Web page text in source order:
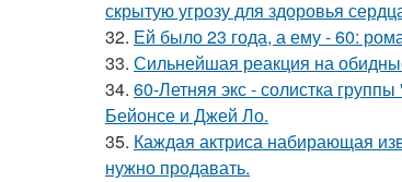
скрытую угрозу для здоровья
32. Ей было 23 года, а ему - 60:
33. Сильнейшая реакция на
34. 60-Летняя экс - солистка
Бейонсе и Джей Ло.
35. Каждая актриса набирающая
нужно продавать.